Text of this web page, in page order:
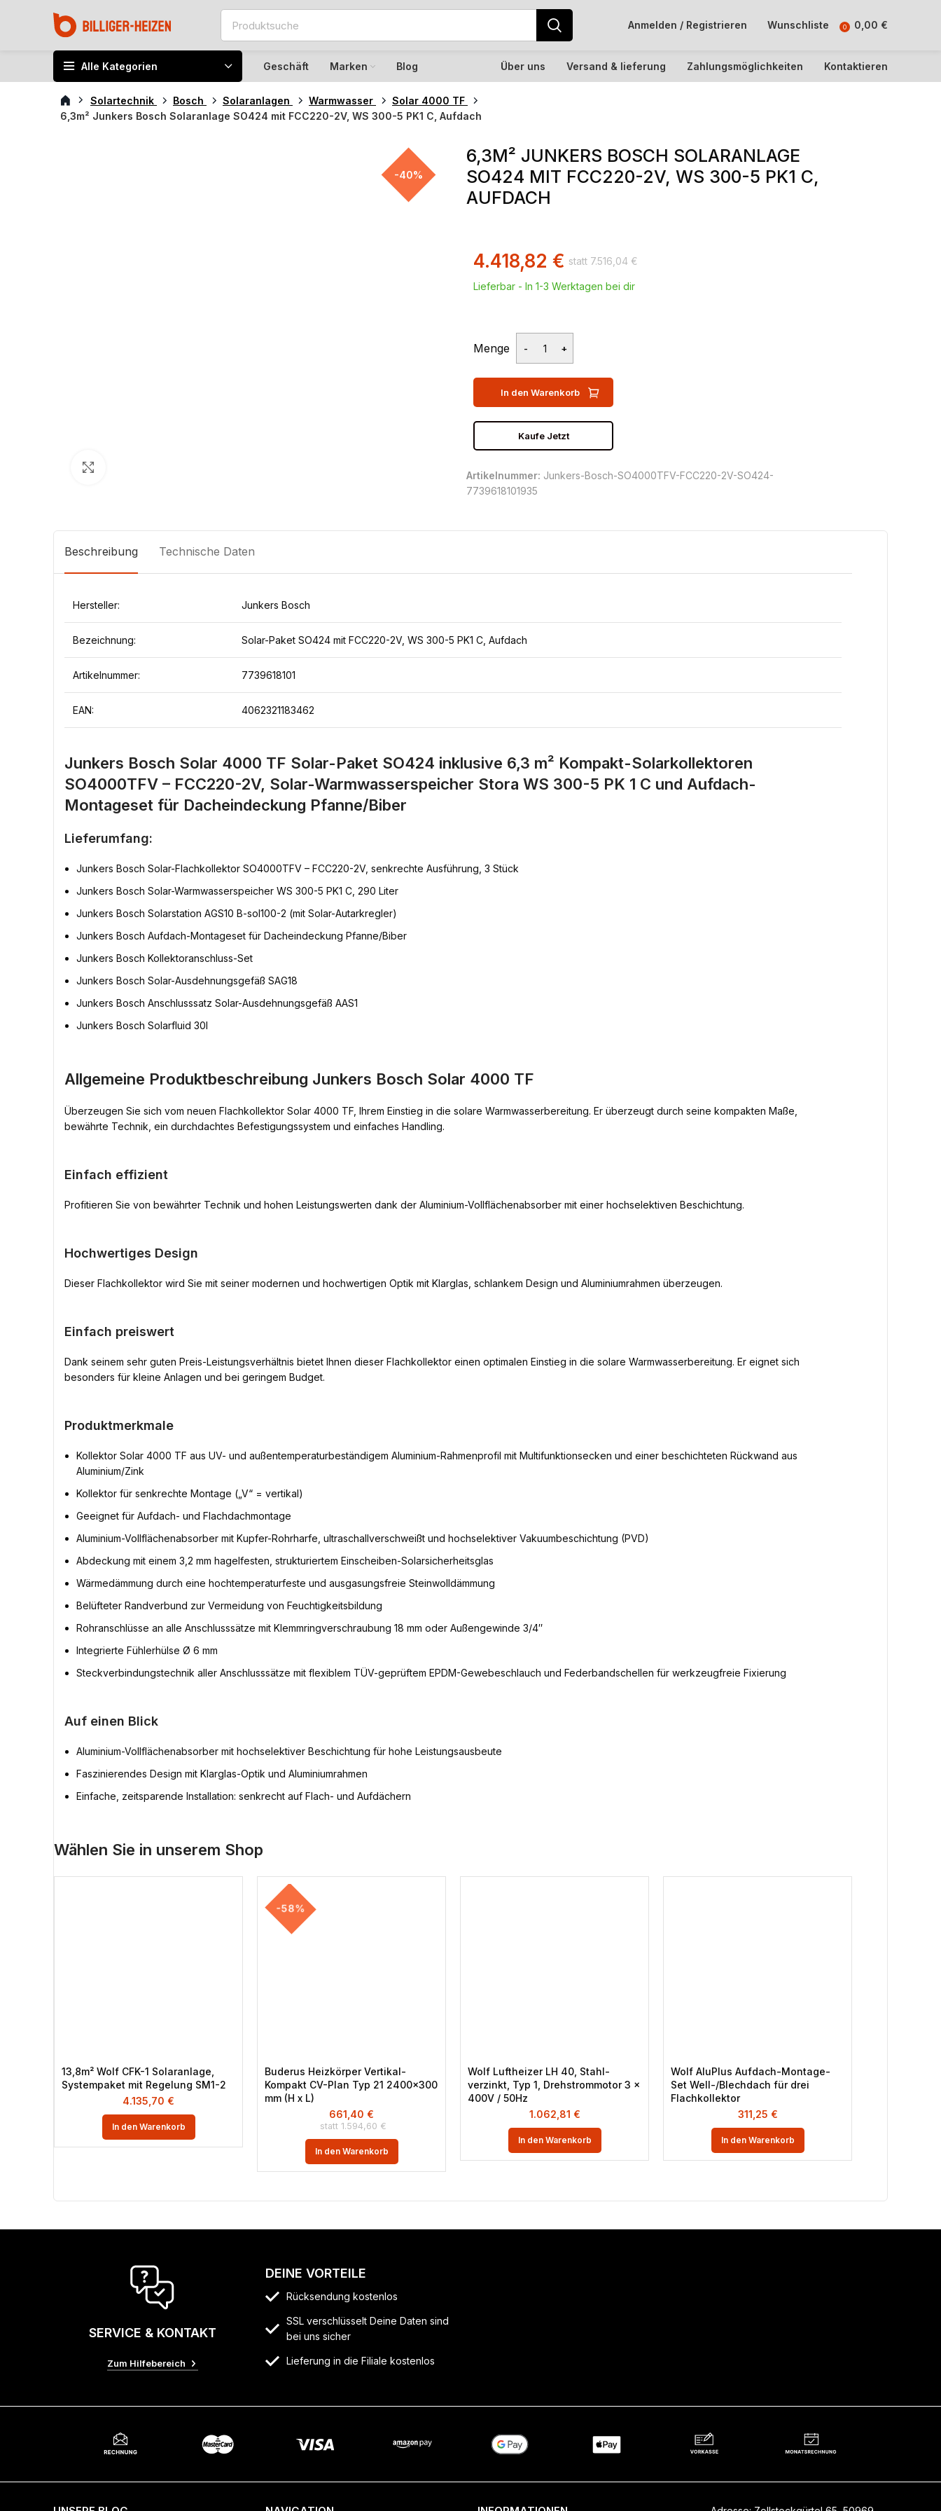
Anmelden / Registrieren Wunschliste 0 0,00 €
Alle Kategorien Geschäft Marken Blog Über uns Versand & lieferung Zahlungsmöglichkeiten Kontaktieren
Solartechnik Bosch Solaranlagen Warmwasser
Solar 4000 TF
6,3m² Junkers Bosch Solaranlage SO424 mit FCC220-2V, WS 300-5 PK1 C, Aufdach
-40%
6,3M² JUNKERS BOSCH SOLARANLAGE
SO424 MIT FCC220-2V, WS 300-5 PK1 C,
AUFDACH
7.516,04 €
4.418,82 €
Lieferbar - In 1-3 Werktagen bei dir
Menge
In den Warenkorb
Kaufe Jetzt
Artikelnummer: Junkers-Bosch-SO4000TFV-FCC220-2V-SO424-
7739618101935
Beschreibung Technische Daten
Hersteller: Junkers Bosch
Bezeichnung: Solar-Paket SO424 mit FCC220-2V, WS 300-5 PK1 C, Aufdach
Artikelnummer: 7739618101
EAN: 4062321183462
Junkers Bosch Solar 4000 TF Solar-Paket SO424 inklusive 6,3 m² Kompakt-Solarkollektoren
SO4000TFV – FCC220-2V, Solar-Warmwasserspeicher Stora WS 300-5 PK 1 C und Aufdach-
Montageset für Dacheindeckung Pfanne/Biber
Lieferumfang:
Junkers Bosch Solar-Flachkollektor SO4000TFV – FCC220-2V, senkrechte Ausführung, 3 Stück
Junkers Bosch Solar-Warmwasserspeicher WS 300-5 PK1 C, 290 Liter
Junkers Bosch Solarstation AGS10 B-sol100-2 (mit Solar-Autarkregler)
Junkers Bosch Aufdach-Montageset für Dacheindeckung Pfanne/Biber
Junkers Bosch Kollektoranschluss-Set
Junkers Bosch Solar-Ausdehnungsgefäß SAG18
Junkers Bosch Anschlusssatz Solar-Ausdehnungsgefäß AAS1
Junkers Bosch Solarfluid 30l
Allgemeine Produktbeschreibung Junkers Bosch Solar 4000 TF
Überzeugen Sie sich vom neuen Flachkollektor Solar 4000 TF, Ihrem Einstieg in die solare Warmwasserbereitung. Er überzeugt durch seine kompakten Maße,
bewährte Technik, ein durchdachtes Befestigungssystem und einfaches Handling.
Einfach effizient
Profitieren Sie von bewährter Technik und hohen Leistungswerten dank der Aluminium-Vollflächenabsorber mit einer hochselektiven Beschichtung.
Hochwertiges Design
Dieser Flachkollektor wird Sie mit seiner modernen und hochwertigen Optik mit Klarglas, schlankem Design und Aluminiumrahmen überzeugen.
Einfach preiswert
Dank seinem sehr guten Preis-Leistungsverhältnis bietet Ihnen dieser Flachkollektor einen optimalen Einstieg in die solare Warmwasserbereitung. Er eignet sich
besonders für kleine Anlagen und bei geringem Budget.
Produktmerkmale
Kollektor Solar 4000 TF aus UV- und außentemperaturbeständigem Aluminium-Rahmenprofil mit Multifunktionsecken und einer beschichteten Rückwand aus
Aluminium/Zink
Kollektor für senkrechte Montage („V“ = vertikal)
Geeignet für Aufdach- und Flachdachmontage
Aluminium-Vollflächenabsorber mit Kupfer-Rohrharfe, ultraschallverschweißt und hochselektiver Vakuumbeschichtung (PVD)
Abdeckung mit einem 3,2 mm hagelfesten, strukturiertem Einscheiben-Solarsicherheitsglas
Wärmedämmung durch eine hochtemperaturfeste und ausgasungsfreie Steinwolldämmung
Belüfteter Randverbund zur Vermeidung von Feuchtigkeitsbildung
Rohranschlüsse an alle Anschlusssätze mit Klemmringverschraubung 18 mm oder Außengewinde 3/4″
Integrierte Fühlerhülse Ø 6 mm
Steckverbindungstechnik aller Anschlusssätze mit flexiblem TÜV-geprüftem EPDM-Gewebeschlauch und Federbandschellen für werkzeugfreie Fixierung
Auf einen Blick
Aluminium-Vollflächenabsorber mit hochselektiver Beschichtung für hohe Leistungsausbeute
Faszinierendes Design mit Klarglas-Optik und Aluminiumrahmen
Einfache, zeitsparende Installation: senkrecht auf Flach- und Aufdächern
Wählen Sie in unserem Shop
13,8m² Wolf CFK-1 Solaranlage,
Systempaket mit Regelung SM1-2
4.135,70 €
In den Warenkorb
-58%
Buderus Heizkörper Vertikal-
Kompakt CV-Plan Typ 21 2400×300
mm (H x L)
1.594,60 €
661,40 €
In den Warenkorb
Wolf Luftheizer LH 40, Stahl-
verzinkt, Typ 1, Drehstrommotor 3 x
400V / 50Hz
1.062,81 €
In den Warenkorb
Wolf AluPlus Aufdach-Montage-
Set Well-/Blechdach für drei
Flachkollektor
311,25 €
In den Warenkorb
SERVICE & KONTAKT
Zum Hilfebereich
DEINE VORTEILE
Rücksendung kostenlos
SSL verschlüsselt Deine Daten sind
bei uns sicher
Lieferung in die Filiale kostenlos